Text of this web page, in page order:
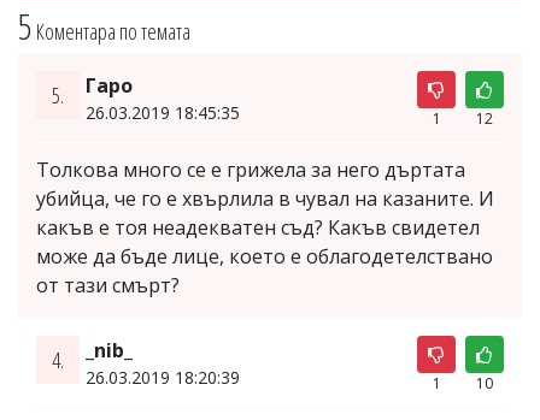
5 Коментара по темата
5. Гаро
26.03.2019 18:45:35 1 12
Толкова много се е грижела за него дъртата
убийца, че го е хвърлила в чувал на казаните. И
какъв е тоя неадекватен съд? Какъв свидетел
може да бъде лице, което е облагодетелствано
от тази смърт?
4. _nib_
26.03.2019 18:20:39 1 10